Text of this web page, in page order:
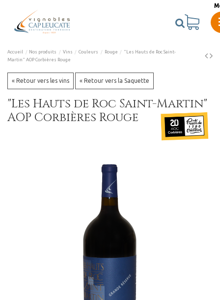
Accueil Nos produits Vins Couleurs Rouge
"Les Hauts de Roc Saint-
Martin" AOP Corbières Rouge
« Retour vers les vins « Retour vers la Saquette
"Les Hauts de Roc Saint-Martin"
AOP Corbières Rouge